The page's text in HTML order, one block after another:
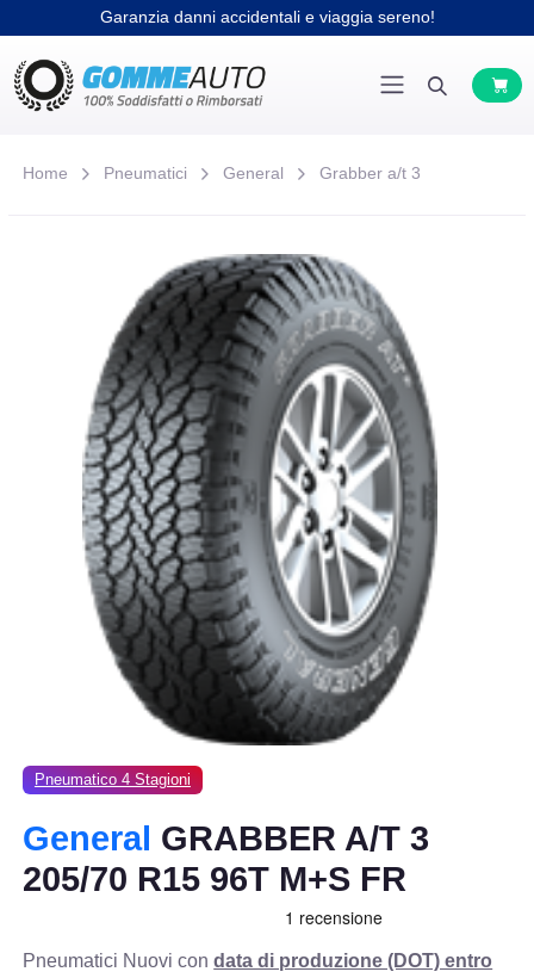
Garanzia danni accidentali e viaggia sereno!
Home Pneumatici General Grabber a/t 3
Pneumatico 4 Stagioni
General GRABBER A/T 3
205/70 R15 96T M+S FR
Pneumatici Nuovi condata di produzione (DOT) entro